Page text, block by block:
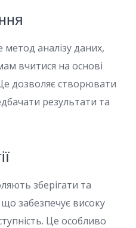
аналізу даних,
вчитися на основі
дозволяє створювати
результати та
зберігати та
забезпечує високу
Це особливо